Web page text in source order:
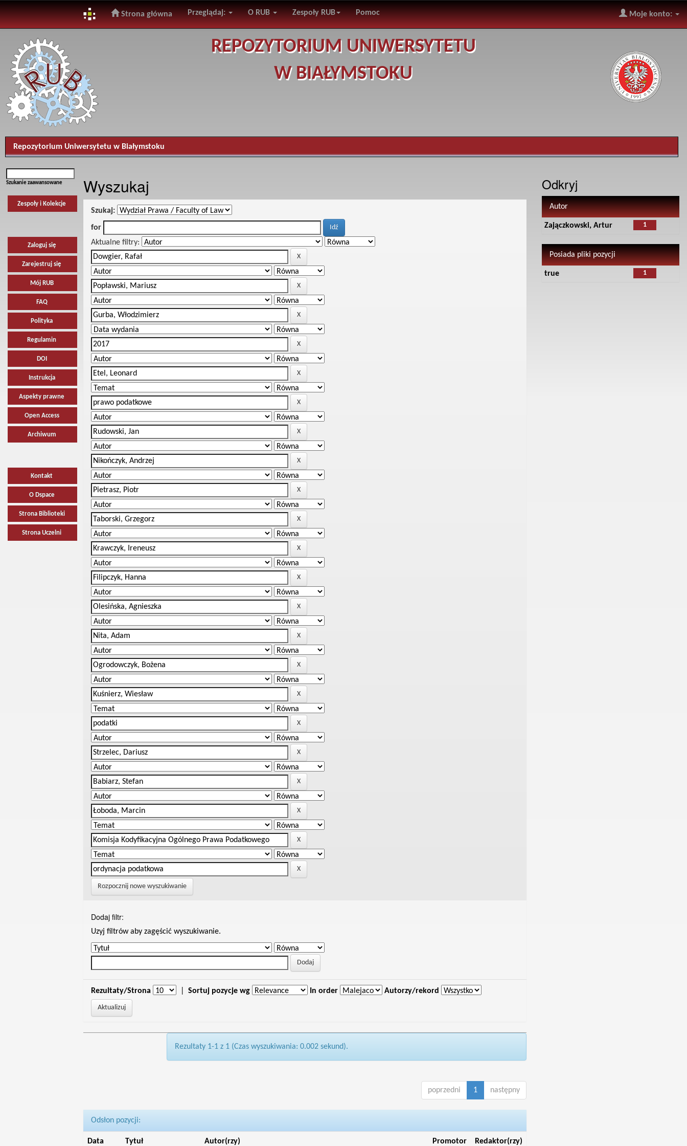
navigation
Strona główna Przeglądaj: O RUB Zespoły RUB Pomoc Moje konto:
REPOZYTORIUM UNIWERSYTETU
W BIAŁYMSTOKU
Repozytorium Uniwersytetu w Białymstoku
Szukanie zaawansowane
Zespoły i Kolekcje
Zaloguj się
Zarejestruj się
Mój RUB
FAQ
Polityka
Regulamin
DOI
Instrukcja
Aspekty prawne
Open Access
Archiwum
Kontakt
O Dspace
Strona Biblioteki
Strona Uczelni
Wyszukaj
Szukaj:
for
Aktualne filtry:
Rozpocznij nowe wyszukiwanie
Dodaj filtr:
Uzyj filtrów aby zagęścić wyszukiwanie.
Rezultaty/Strona Sortuj pozycje wg In order Autorzy/rekord
Rezultaty 1-1 z 1 (Czas wyszukiwania: 0.002 sekund).
poprzedni 1 następny
Odsłon pozycji:
Data Tytuł Autor(rzy) Promotor Redaktor(rzy)
Odkryj
Autor
1
Zajączkowski, Artur
Posiada pliki pozycji
1
true